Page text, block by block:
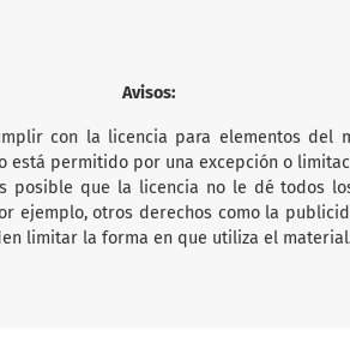
Avisos:
con la licencia para elementos del
está permitido por una excepción o
posible que la licencia no le dé todos
ejemplo, otros derechos como la
limitar la forma en que utiliza el